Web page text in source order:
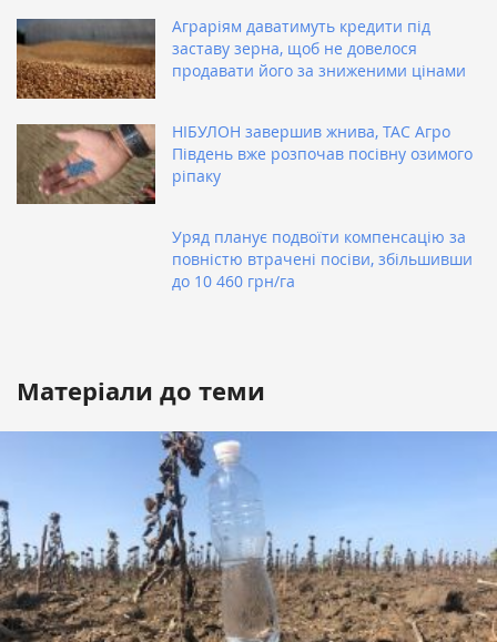
Аграріям даватимуть кредити під
заставу зерна, щоб не довелося
продавати його за зниженими цінами
НІБУЛОН завершив жнива, ТАС Агро
Південь вже розпочав посівну озимого
ріпаку
Уряд планує подвоїти компенсацію за
повністю втрачені посіви, збільшивши
до 10 460 грн/га
Матеріали до теми